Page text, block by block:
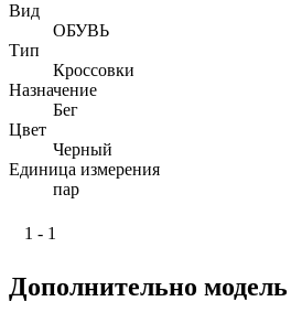
Вид
ОБУВЬ
Тип
Кроссовки
Назначение
Бег
Цвет
Черный
Единица измерения
пар
1 - 1
Дополнительно модель